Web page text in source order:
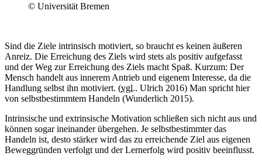
© Universität Bremen
Sind die Ziele intrinsisch motiviert, so braucht es keinen äußeren
Anreiz. Die Erreichung des Ziels wird stets als positiv aufgefasst
und der Weg zur Erreichung des Ziels macht Spaß. Kurzum: Der
Mensch handelt aus innerem Antrieb und eigenem Interesse, da die
Handlung selbst ihn motiviert. (vgl.. Ulrich 2016) Man spricht hier
von selbstbestimmtem Handeln (Wunderlich 2015).
Intrinsische und extrinsische Motivation schließen sich nicht aus und
können sogar ineinander übergehen. Je selbstbestimmter das
Handeln ist, desto stärker wird das zu erreichende Ziel aus eigenen
Beweggründen verfolgt und der Lernerfolg wird positiv beeinflusst.